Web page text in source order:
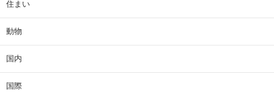
住まい
動物
国内
国際